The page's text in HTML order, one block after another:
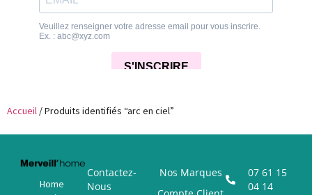
Accueil / Produits identifiés “arc en ciel”
Home
Contactez-
Nous
Nos Marques
07 61 15
04 14